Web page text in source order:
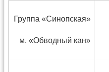
Группа «Синопская»
м. «Обводный кан»